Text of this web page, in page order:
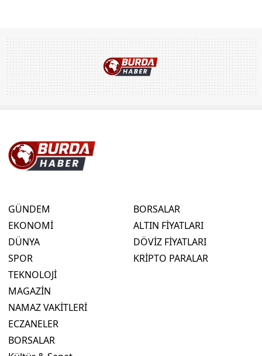
GÜNDEM
EKONOMİ
DÜNYA
SPOR
TEKNOLOJİ
MAGAZİN
NAMAZ VAKİTLERİ
ECZANELER
BORSALAR
BORSALAR
ALTIN FİYATLARI
DÖVİZ FİYATLARI
KRİPTO PARALAR